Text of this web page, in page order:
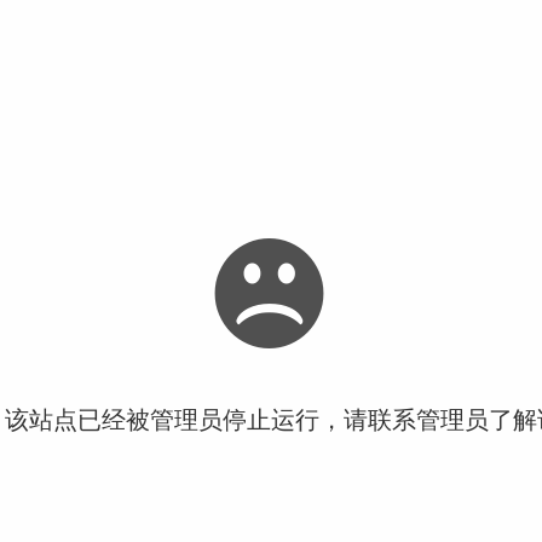
站点已经被管理员停止运行，请联系管理员了